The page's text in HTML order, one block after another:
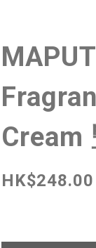
Cream
HK$248.00